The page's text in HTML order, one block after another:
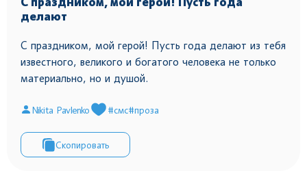
делают
С праздником, мой герой! Пусть года делают из тебя
известного, великого и богатого человека не только
материально, но и душой.
Nikita Pavlenko #смс#проза
Скопировать